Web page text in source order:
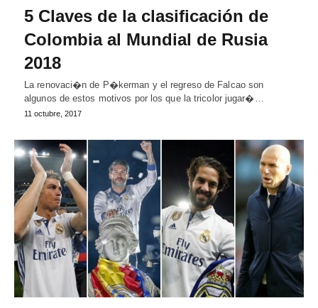
5 Claves de la clasificación de
Colombia al Mundial de Rusia
2018
La renovaci�n de P�kerman y el regreso de Falcao son
algunos de estos motivos por los que la tricolor jugar�…
11 octubre, 2017